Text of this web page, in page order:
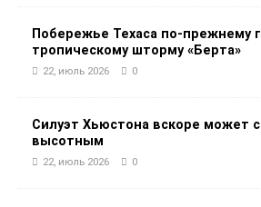
Побережье Техаса по-прежнему
тропическому шторму «Берта»
22, июль 2026 0
Силуэт Хьюстона вскоре может
высотным
22, июль 2026 0